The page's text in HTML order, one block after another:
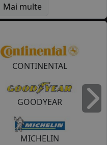
Mai multe
CONTINENTAL
GOODYEAR
MICHELIN